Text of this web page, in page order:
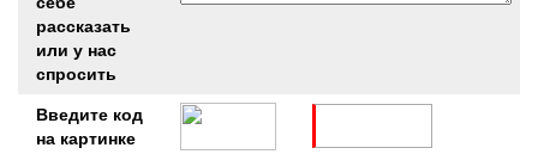
рассказать
или у нас
спросить
Введите код
на картинке